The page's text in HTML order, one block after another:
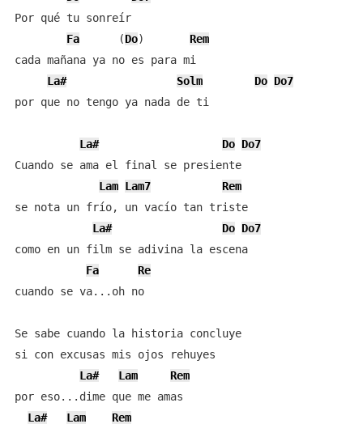
Por qué tu sonreír
Fa
	(
Do
Rem
cada mañana ya no es para mi
La#
Solm Do Do7
por que no tengo ya nada de ti
La# Do Do7
Cuando se ama el final se presiente
Lam Lam7
Rem
se nota un frío, un vacío tan triste
La#
Do Do7
como en un film se adivina la escena
Fa
Re
cuando se va...oh no
Se sabe cuando la historia concluye
si con excusas mis ojos rehuyes
La#
Lam
Rem
por eso...dime que me amas
La#
Lam Rem